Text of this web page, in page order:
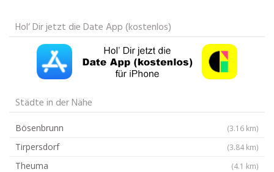
Hol‘ Dir jetzt die Date App (kostenlos)
Städte in der Nähe
Bösenbrunn (3.16 km)
Tirpersdorf (3.84 km)
Theuma (4.1 km)